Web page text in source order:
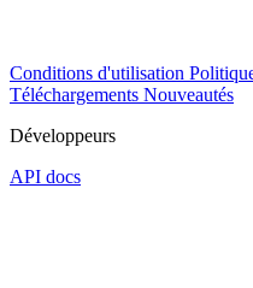
Conditions d'utilisation
Téléchargements Nouveautés
Développeurs
API docs